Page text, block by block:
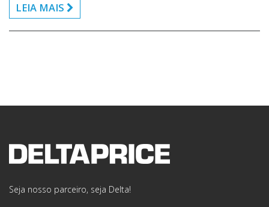
LEIA MAIS
Seja nosso parceiro, seja Delta!